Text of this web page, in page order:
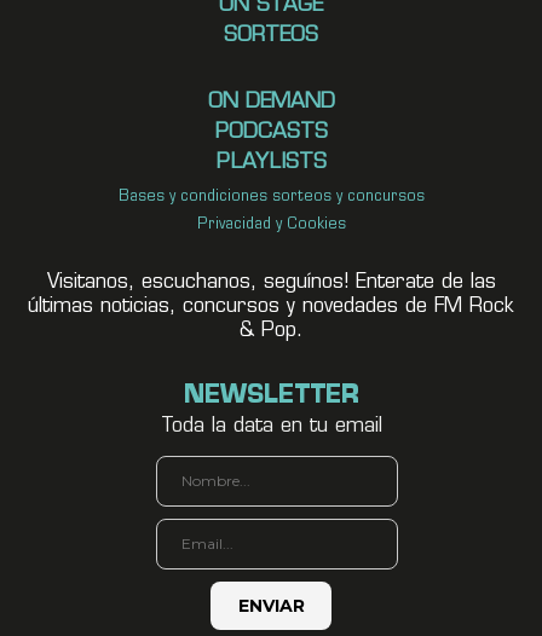
ON STAGE
SORTEOS
ON DEMAND
PODCASTS
PLAYLISTS
Bases y condiciones sorteos y concursos
Privacidad y Cookies
Visitanos, escuchanos, seguínos! Enterate de las
últimas noticias, concursos y novedades de FM Rock
& Pop.
NEWSLETTER
Toda la data en tu email